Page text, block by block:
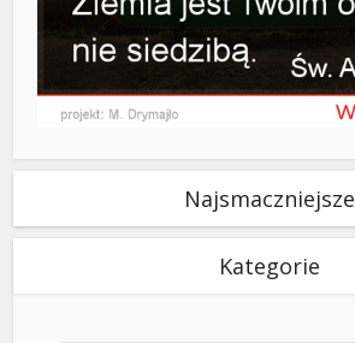
Najsmaczniejsze
Kategorie